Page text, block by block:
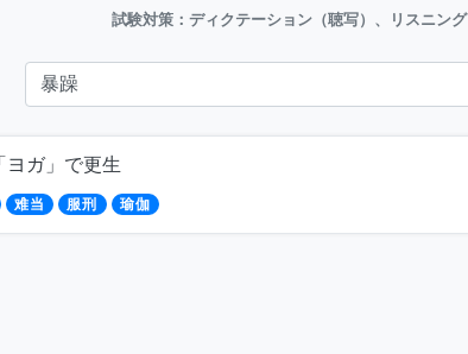
試験対策：ディクテーション（聴写）、リスニング
ヨガ」で更生
难当 服刑 瑜伽